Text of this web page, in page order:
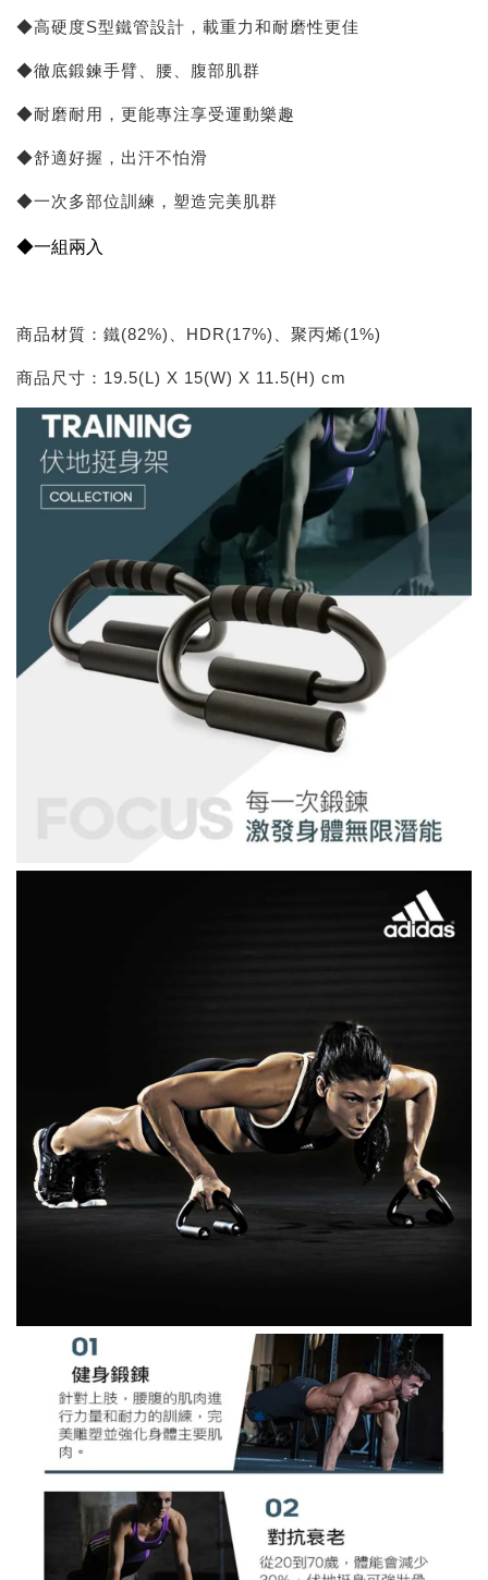
◆高硬度S型鐵管設計，載重力和耐磨性更佳
◆徹底鍛鍊手臂、腰、腹部肌群
◆耐磨耐用，更能專注享受運動樂趣
◆舒適好握，出汗不怕滑
◆一次多部位訓練，塑造完美肌群
◆一組兩入
商品材質：鐵(82%)、HDR(17%)、聚丙烯(1%)
商品尺寸：19.5(L) X 15(W) X 11.5(H) cm